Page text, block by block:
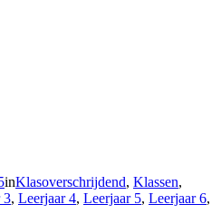
inKlasoverschrijdend, Klassen,
3, Leerjaar 4, Leerjaar 5, Leerjaar 6,